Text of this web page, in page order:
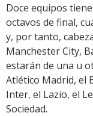
Doce equipos
octavos de final,
y, por tanto,
Manchester City,
estarán de una u
Atlético Madrid, el
Inter, el Lazio, el
Sociedad.